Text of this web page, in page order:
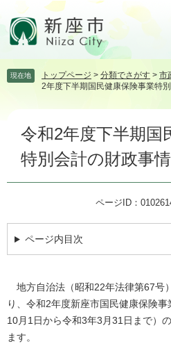
頭飛 現在地 トップページ > 分類でさがす > 市
2年度下半期国民健康保険事業特
令和2年度下半期国
特別会計の財政事
ページID：
ページ内目次
地方自治法（昭和22年法律第67号
り、令和2年度新座市国民健康保険
10月1日から令和3年3月31日まで）
ます。